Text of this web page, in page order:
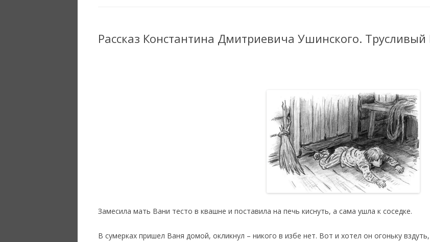
Рассказ Константина Дмитриевича Ушинского. Трусливый
Замесила мать Вани тесто в квашне и поставила на печь киснуть, а сама ушла к соседке.
В сумерках пришел Ваня домой, окликнул – никого в избе нет. Вот и хотел он огоньку